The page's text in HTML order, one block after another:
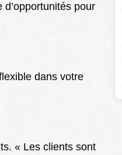
pour
dans votre
« Les clients sont